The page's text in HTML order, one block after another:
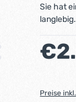
Sie hat
langlebig.
Preise